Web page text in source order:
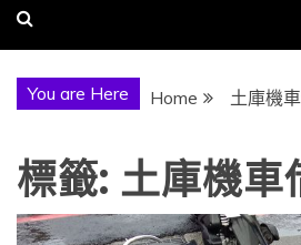
You are Here Home 土庫機
標籤: 土庫機車